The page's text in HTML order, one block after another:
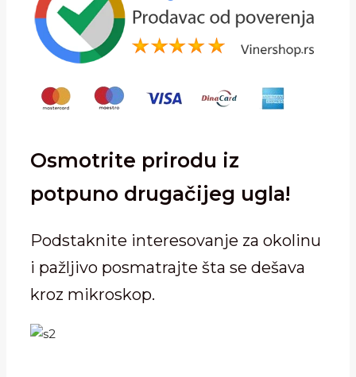
količina
Osmotrite prirodu iz
potpuno drugačijeg ugla!
Podstaknite interesovanje za okolinu
i pažljivo posmatrajte šta se dešava
kroz mikroskop.